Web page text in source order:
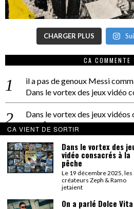
CHARGER PLUS
CA COMMENTE
il a pas de genoux Messi
Dans le vortex des jeux vidéo
Dans le vortex des jeux vidéos
PACÔME THIELLEMENT
La séance d’Hip Gnose
La Patrie
dans
On a parlé Dolce Vita et lutte
Bernardino Femminielli
carte noire negra à l'o tiede
CA VIENT DE SORTIR
Dans le vortex des
vidéo consacrés à la
pêche
Le 19 décembre 2025, les
créateurs Zeph & Ramo
jetaient
On a parlé Dolce